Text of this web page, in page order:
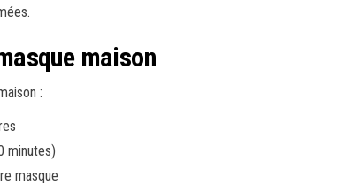
maison
:
minutes)
masque